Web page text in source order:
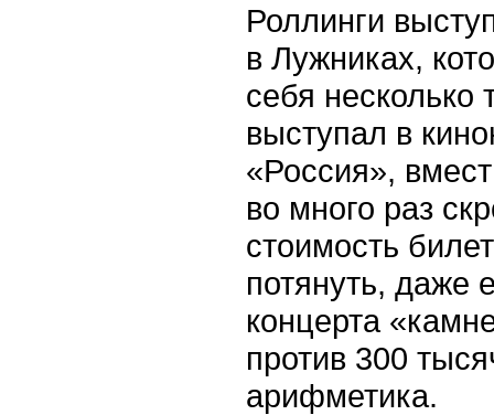
Роллинги
в Лужниках,
себя несколько
выступал в
«Россия»,
во много раз
стоимость
потянуть, даже
концерта
против 300
арифметика.